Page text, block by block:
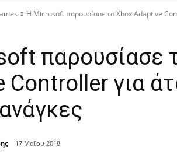
Η Microsoft παρουσίασε το Xbox Adaptive
παρουσίασε
Controller για
17 Μαΐου 2018